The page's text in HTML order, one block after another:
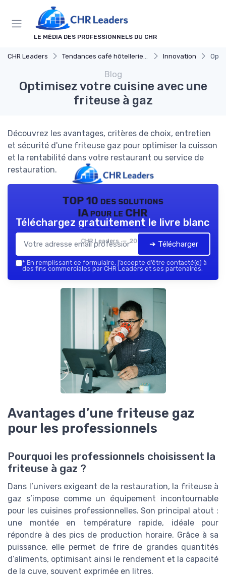
LE MÉDIA DES PROFESSIONNELS DU CHR
CHR Leaders Tendances café hôtellerie et restauration Innovation
Blog
Optimisez votre cuisine avec une
friteuse à gaz
Découvrez les avantages, critères de choix, entretien
et sécurité d'une friteuse gaz pour optimiser la cuisson
et la rentabilité dans votre restaurant ou service de
restauration.
TOP 10 des solutions
IA pour le CHR
CHR Leaders — 2026
Téléchargez gratuitement le livre blanc
➔ Télécharger
* En remplissant ce formulaire, j’accepte d’être contacté(e) à
des fins commerciales par CHR Leaders et ses partenaires.
Avantages d’une friteuse gaz
pour les professionnels
Pourquoi les professionnels choisissent la
friteuse à gaz ?
Dans l’univers exigeant de la restauration, la friteuse à
gaz s’impose comme un équipement incontournable
pour les cuisines professionnelles. Son principal atout :
une montée en température rapide, idéale pour
répondre à des pics de production horaire. Grâce à sa
puissance, elle permet de frire de grandes quantités
d’aliments, optimisant ainsi le rendement et la capacité
de la cuve, souvent exprimée en litres.
Panneau de gestion des cookies